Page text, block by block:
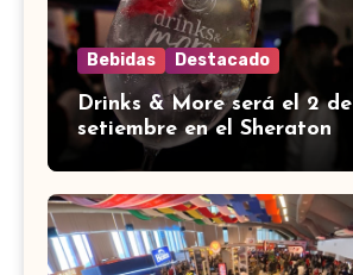
Bebidas Destacado
Drinks & More será el 2 de
setiembre en el Sheraton